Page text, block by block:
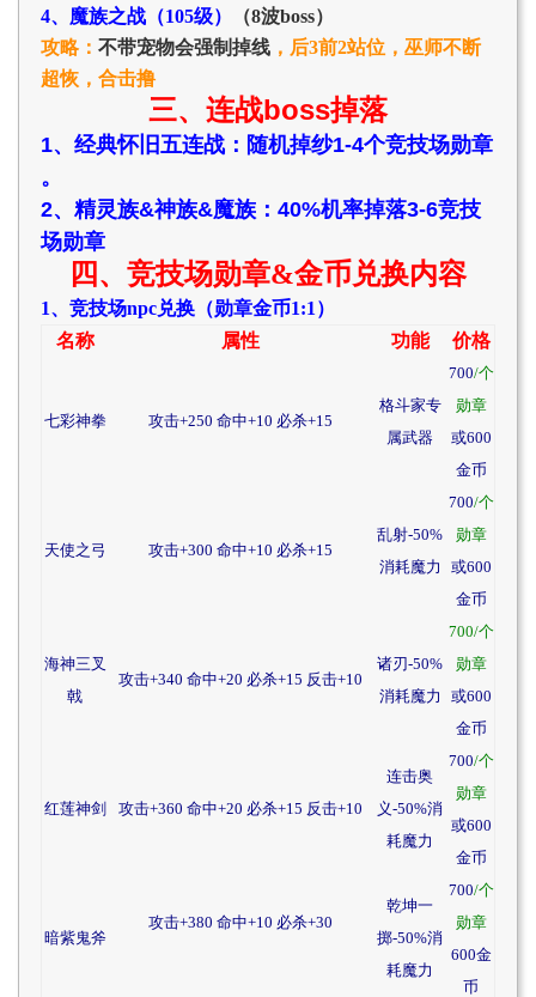
4、魔族之战（105级）
（8波boss）
攻略： 不带宠物会强制掉线 ，后3前2站位， 巫师不断
超恢，合击撸
三、连战boss掉落
1、经典怀旧五连战：随机掉纱1-4个竞技场勋章
。
2、 精灵族&神族&魔族：40%机率掉落3-6竞技
场勋章
四、竞技场勋章&金币兑换内容
1、竞技场npc兑换（勋章金币1:1）
名称
属性 功能 价格
七彩神拳 攻击+250 命中+10 必杀+15
格斗家专
属武器
700/个
勋章
或600
金币
天使之弓 攻击+300 命中+10 必杀+15
乱射-50%
消耗魔力
700/个
勋章
或600
金币
海神三叉
戟
攻击+340 命中+20 必杀+15 反击+10
诸刃-50%
消耗魔力
700/个
勋章
或600
金币
红莲神剑 攻击+360 命中+20 必杀+15 反击+10
连击奥
义-50%消
耗魔力
700/个
勋章
或600
金币
暗紫鬼斧
攻击+380 命中+10 必杀+30
乾坤一
掷-50%消
耗魔力
700/个
勋章
600金
币